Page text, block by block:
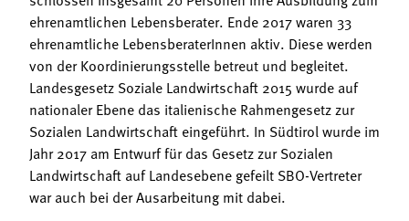
ehrenamtlichen Lebensberater. Ende 2017 waren 33
ehrenamtliche LebensberaterInnen aktiv. Diese werden
von der Koordinierungsstelle betreut und begleitet.
Landesgesetz Soziale Landwirtschaft 2015 wurde auf
nationaler Ebene das italienische Rahmengesetz zur
Sozialen Landwirtschaft eingeführt. In Südtirol wurde im
Jahr 2017 am Entwurf für das Gesetz zur Sozialen
Landwirtschaft auf Landesebene gefeilt SBO-Vertreter
war auch bei der Ausarbeitung mit dabei.